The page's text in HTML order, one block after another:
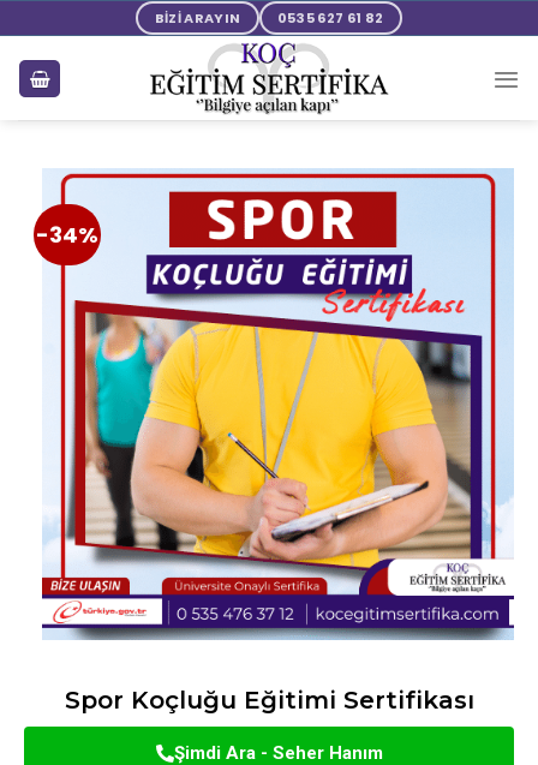
BİZİ ARAYIN 0535 627 61 82
-34%
Spor Koçluğu Eğitimi Sertifikası
Şimdi Ara - Seher Hanım